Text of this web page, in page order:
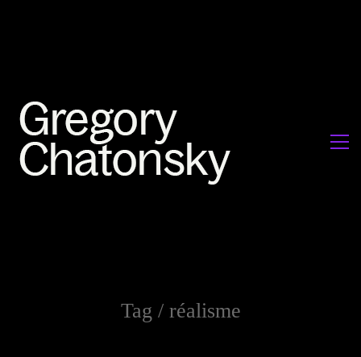
Tag / réalisme